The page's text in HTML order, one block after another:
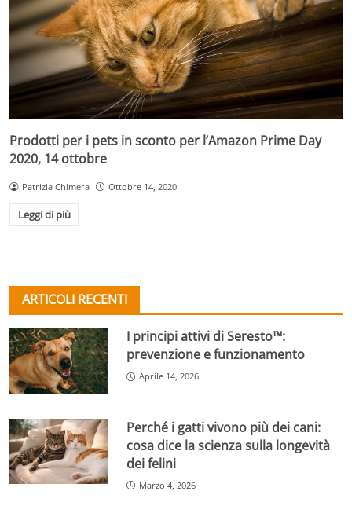
Prodotti per i pets in sconto per l’Amazon Prime Day
2020, 14 ottobre
Patrizia Chimera Ottobre 14, 2020
Leggi di più
ARTICOLI RECENTI
I principi attivi di Seresto™:
prevenzione e funzionamento
Aprile 14, 2026
Perché i gatti vivono più dei cani:
cosa dice la scienza sulla longevità
dei felini
Marzo 4, 2026